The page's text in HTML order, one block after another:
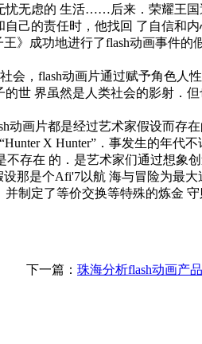
忧无虑的 生活……后来．荣耀王
己的责任时，他找回 了自信和
》成功地进行了flash动画事件的
，flash动画片通过赋予角色人
世 界虽然是人类社会的影射．
动画片都是经过艺术家假设而存
X Hunter”．事发生的年代
存在 的．是艺术家们通过想象
那是个Afi'7以航 海与冒险为最
制定了等价交换等特殊的炼金
下一篇： 珠海分析flash动画产